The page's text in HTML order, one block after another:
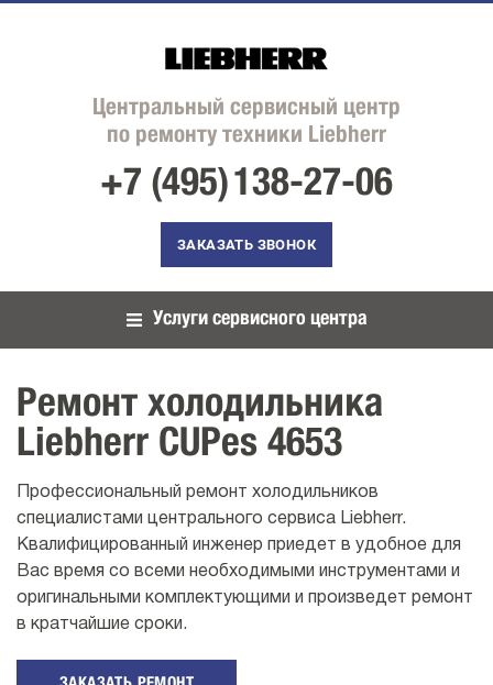
Центральный сервисный центр
по ремонту техники Liebherr
+7 (495)138-27-06
ЗАКАЗАТЬ ЗВОНОК
Услуги сервисного центра
Ремонт холодильника
Liebherr CUPes 4653
Профессиональный ремонт холодильников
специалистами центрального сервиса Liebherr.
Квалифицированный инженер приедет в удобное для
Вас время со всеми необходимыми инструментами и
оригинальными комплектующими и произведет ремонт
в кратчайшие сроки.